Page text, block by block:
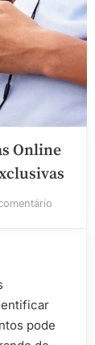
Online
em
com
pode